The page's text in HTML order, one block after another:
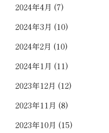
2024年4月 (7)
2024年3月 (10)
2024年2月 (10)
2024年1月 (11)
2023年12月 (12)
2023年11月 (8)
2023年10月 (15)